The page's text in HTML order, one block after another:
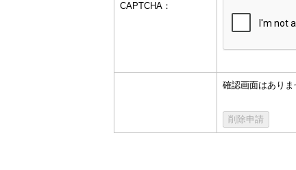
CAPTCHA：
確認画面はありま